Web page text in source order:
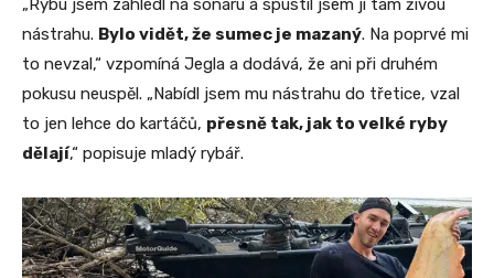
„Rybu jsem zahlédl na sonaru a spustil jsem jí tam živou
nástrahu. Bylo vidět, že sumec je mazaný. Na poprvé mi
to nevzal,“ vzpomíná Jegla a dodává, že ani při druhém
pokusu neuspěl. „Nabídl jsem mu nástrahu do třetice, vzal
to jen lehce do kartáčů, přesně tak, jak to velké ryby
dělají,“ popisuje mladý rybář.